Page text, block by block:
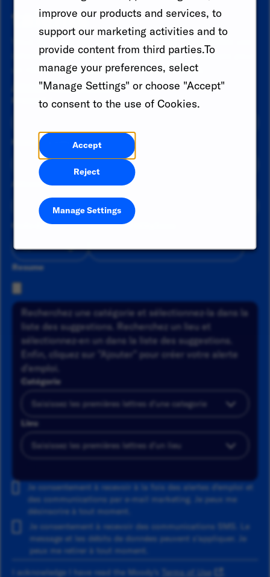
improve our products and services, to
support our marketing activities and to
provide content from third parties.To
manage your preferences, select
"Manage Settings" or choose "Accept"
to consent to the use of Cookies.
Accept
Reject
Manage Settings
talents
informations pour qu'elles soient prises en compte pour
un rôle futur dès qu'elles seront disponibles.
Already a member?
Prénom*
Nom de famille *
Adresse email*
Code du pays Numéro de téléphone
Resume
Recherchez une catégorie et sélectionnez-la dans la
liste des suggestions. Recherchez un lieu et
sélectionnez-en un dans la liste des suggestions.
Enfin, cliquez sur "Ajouter" pour créer votre alerte
d'emploi.
Catégorie
Lieu
Je consentement à recevoir à la fois des alertes d'emploi et
des communications par e-mail marketing. Je peux me
désinscrire à tout moment.
Je consentement à recevoir des communications SMS. Le
message et les débits de données peuvent s'appliquer. Je
peux me retirer à tout moment.
I acknowledge I have read the Moody's
Terms of Use